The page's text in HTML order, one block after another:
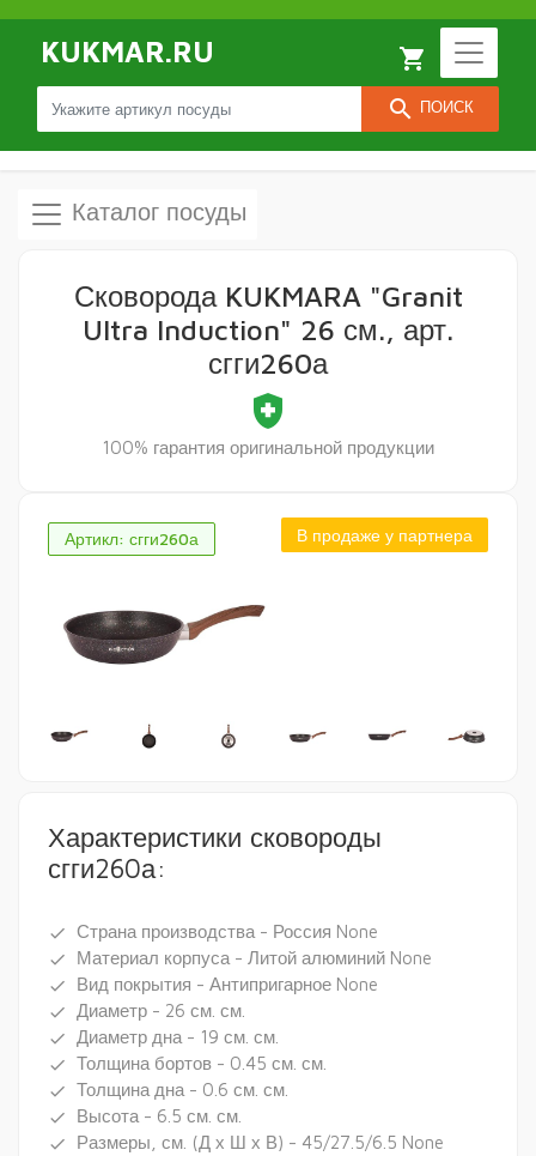
KUKMAR.RU
search ПОИСК
local_grocery_store
Каталог посуды
Артикл: сгги260а В продаже у партнера
Сковорода KUKMARA "Granit
Ultra Induction" 26 см., арт.
сгги260а
health_and_safety
100% гарантия оригинальной продукции
Характеристики сковороды
сгги260а:
done Страна производства - Россия None
done Материал корпуса - Литой алюминий None
done Вид покрытия - Антипригарное None
done Диаметр - 26 см. см.
done Диаметр дна - 19 см. см.
done Толщина бортов - 0.45 см. см.
done Толщина дна - 0.6 см. см.
done Высота - 6.5 см. см.
done Размеры, см. (Д х Ш х В) - 45/27.5/6.5 None